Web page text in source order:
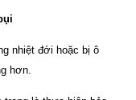
nhiệt đới hoặc bị ô
hơn.